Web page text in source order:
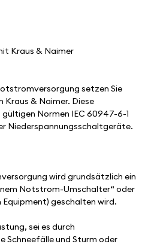
Kraus & Naimer
setzen Sie
& Naimer. Diese
Normen IEC 60947-6-1
Niederspannungsschaltgeräte.
wird grundsätzlich ein
Notstrom-Umschalter“ oder
Equipment) geschalten wird.
sei es durch
Schneefälle und Sturm oder